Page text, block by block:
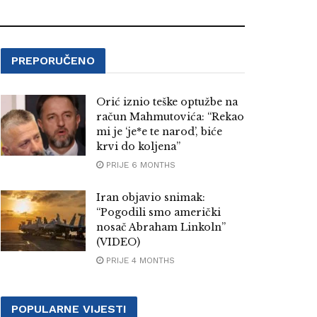
PREPORUČENO
Orić iznio teške optužbe na
račun Mahmutovića: “Rekao
mi je ‘je*e te narod’, biće
krvi do koljena”
PRIJE 6 MONTHS
Iran objavio snimak:
“Pogodili smo američki
nosač Abraham Linkoln”
(VIDEO)
PRIJE 4 MONTHS
POPULARNE VIJESTI